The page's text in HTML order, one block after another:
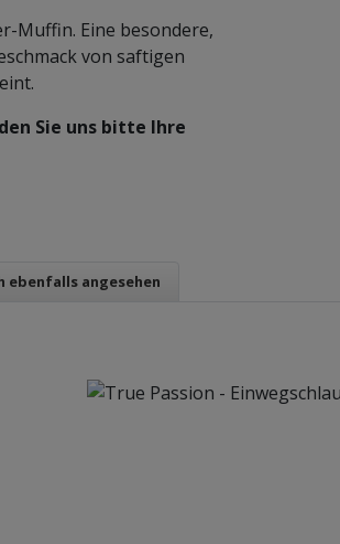
Muffin. Eine besondere,
von saftigen
Sie uns bitte Ihre
ebenfalls angesehen